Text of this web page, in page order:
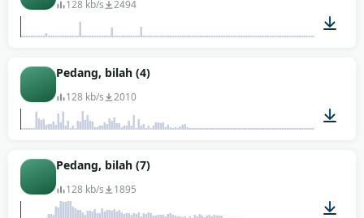
128 kb/s 2494
Pedang, bilah (4)
128 kb/s 2010
Pedang, bilah (7)
128 kb/s 1895